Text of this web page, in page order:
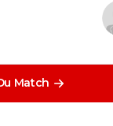
Match